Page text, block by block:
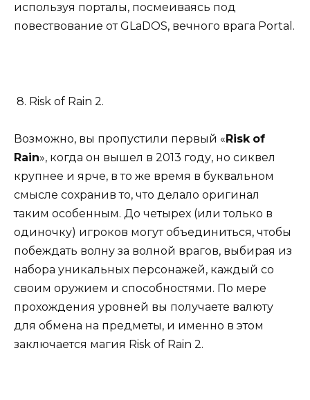
используя порталы, посмеиваясь под
повествование от GLaDOS, вечного врага Portal.
8. Risk of Rain 2.
Возможно, вы пропустили первый «Risk of
Rain», когда он вышел в 2013 году, но сиквел
крупнее и ярче, в то же время в буквальном
смысле сохранив то, что делало оригинал
таким особенным. До четырех (или только в
одиночку) игроков могут объединиться, чтобы
побеждать волну за волной врагов, выбирая из
набора уникальных персонажей, каждый со
своим оружием и способностями. По мере
прохождения уровней вы получаете валюту
для обмена на предметы, и именно в этом
заключается магия Risk of Rain 2.